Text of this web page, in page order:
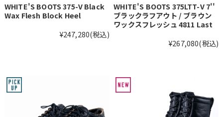
WHITE'S BOOTS 375-V Black
Wax Flesh Block Heel
¥247,280(税込)
WHITE'S BOOTS 375LTT-V 7''
ブラックラフアウト / ブラウン
ワックスフレッシュ 4811 Last
¥267,080(税込)